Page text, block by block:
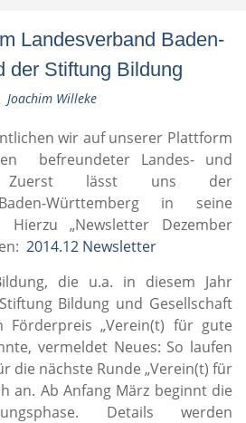
Landesverband Baden-
der Stiftung Bildung
Joachim Willeke
wir auf unserer Plattform
befreundeter Landes- und
Zuerst lässt uns der
Württemberg in seine
Hierzu „Newsletter Dezember
2014.12 Newsletter
die u.a. in diesem Jahr
Bildung und Gesellschaft
„Verein(t) für gute
vermeldet Neues: So laufen
die nächste Runde „Verein(t) für
an. Ab Anfang März beginnt die
Details werden